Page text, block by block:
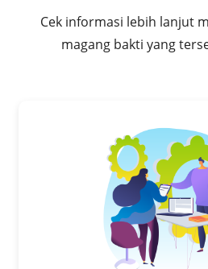
Cek informasi lebih lanjut
magang bakti yang